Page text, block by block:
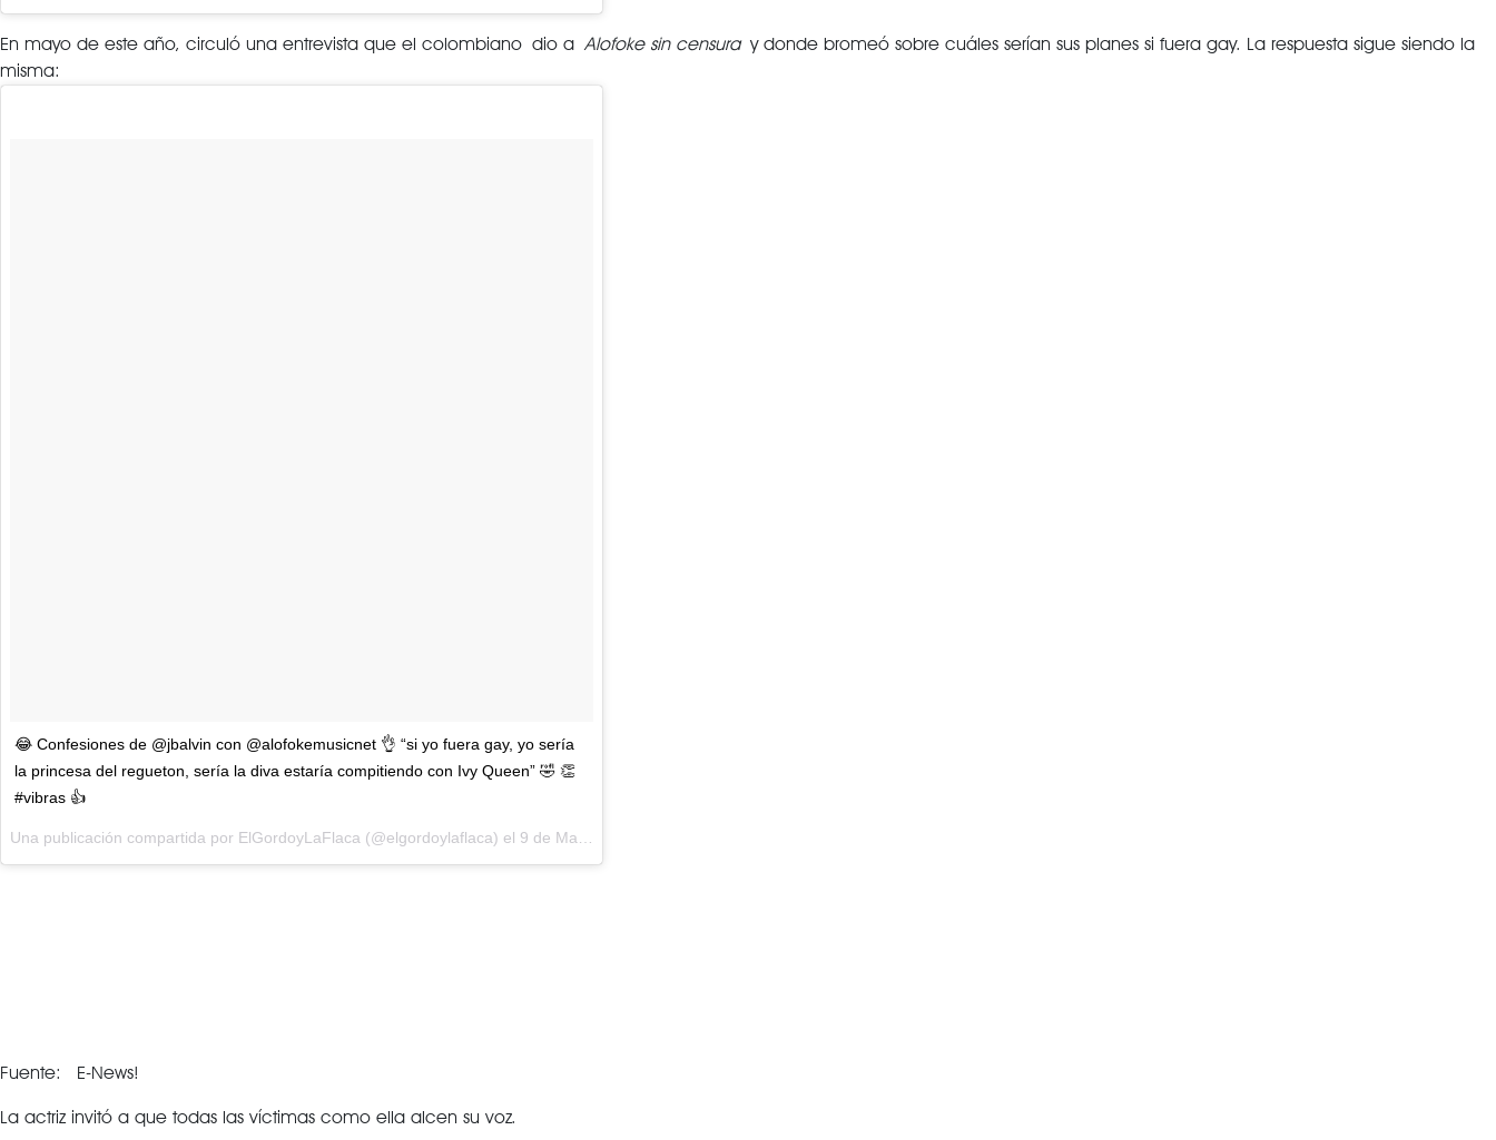
En mayo de este año, circuló una entrevista que el colombiano dio aAlofoke sin censuray donde bromeó sobre cuáles serían sus planes si fuera gay. La respuesta sigue siendo la
misma:
😂 Confesiones de @jbalvin con @alofokemusicnet 👌 “si yo fuera gay, yo sería
la princesa del regueton, sería la diva estaría compitiendo con Ivy Queen” 🤣 👏
#vibras 👍
Una publicación compartida por ElGordoyLaFlaca (@elgordoylaflaca) el 9 de May de 2018 a las 6:35 PDT
Fuente: E-News!
La actriz invitó a que todas las víctimas como ella alcen su voz.